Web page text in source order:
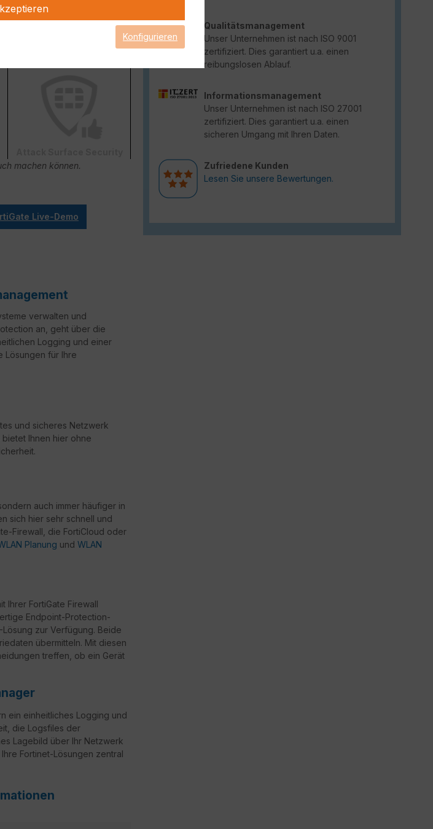
Qualitätsmanagement
Unser Unternehmen ist nach ISO 9001
zertifiziert. Dies garantiert u.a. einen
reibungslosen Ablauf.
Informationsmanagement
Unser Unternehmen ist nach ISO 27001
zertifiziert. Dies garantiert u.a. einen
sicheren Umgang mit Ihren Daten.
Zufriedene Kunden
Lesen Sie unsere Bewertungen.
machen können.
Live-Demo
verwalten und
an, geht über die
Logging und einer
Lösungen für Ihre
und sicheres Netzwerk
Ihnen hier ohne
auch immer häufiger in
sich hier sehr schnell und
Firewall, die FortiCloud oder
Planung und WLAN
Ihrer FortiGate Firewall
Endpoint-Protection-
zur Verfügung. Beide
übermitteln. Mit diesen
treffen, ob ein Gerät
ein einheitliches Logging und
die Logsfiles der
Lagebild über Ihr Netzwerk
Fortinet-Lösungen zentral
Konfigurieren